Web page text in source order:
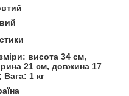
висота 34 см,
21 см, довжина 17
Вага: 1 кг